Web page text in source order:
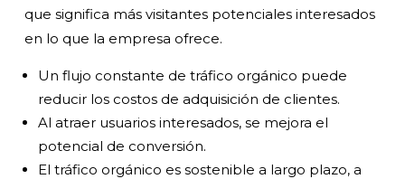
que significa más visitantes potenciales interesados
en lo que la empresa ofrece.
Un flujo constante de tráfico orgánico puede
reducir los costos de adquisición de clientes.
Al atraer usuarios interesados, se mejora el
potencial de conversión.
El tráfico orgánico es sostenible a largo plazo, a